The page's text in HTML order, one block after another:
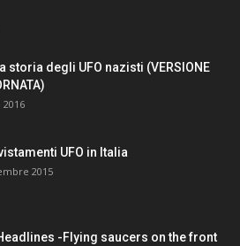
storia degli UFO nazisti (VERSIONE
UFO in Italia
2015
-Flying saucers on the front